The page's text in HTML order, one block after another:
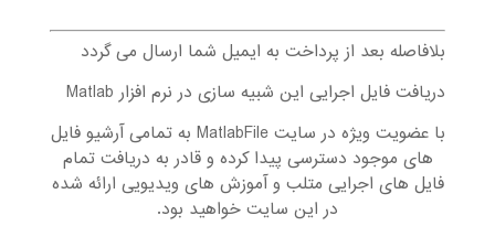
بلافاصله بعد از پرداخت به ایمیل شما ارسال می گردد
دریافت فایل اجرایی این شبیه سازی در نرم افزار Matlab
با عضویت ویژه در سایت MatlabFile به تمامی آرشیو فایل
های موجود دسترسی پیدا کرده و قادر به دریافت تمام
فایل های اجرایی متلب و آموزش های ویدیویی ارائه شده
در این سایت خواهید بود.